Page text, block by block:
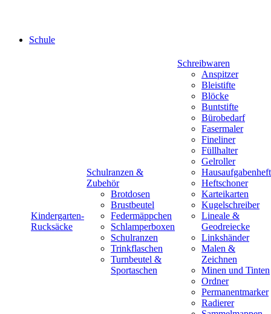
Schule
Kindergarten-
Rucksäcke
Schulranzen &
Zubehör
Brotdosen
Brustbeutel
Federmäppchen
Schlamperboxen
Schulranzen
Trinkflaschen
Turnbeutel &
Sportaschen
Schreibwaren
Anspitzer
Bleistifte
Blöcke
Buntstifte
Bürobedarf
Fasermaler
Fineliner
Füllhalter
Gelroller
Hausaufgabenheft
Heftschoner
Karteikarten
Kugelschreiber
Lineale &
Geodreiecke
Linkshänder
Malen &
Zeichnen
Minen und Tinten
Ordner
Permanentmarker
Radierer